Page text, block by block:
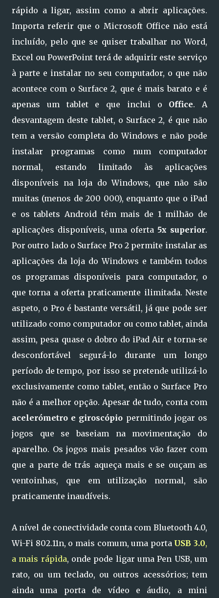
rápido a ligar, assim como a abrir aplicações.
Importa referir que o Microsoft Office não está
incluído, pelo que se quiser trabalhar no Word,
Excel ou PowerPoint terá de adquirir este serviço
à parte e instalar no seu computador, o que não
acontece com o Surface 2, que é mais barato e é
apenas um tablet e que inclui o Office. A
desvantagem deste tablet, o Surface 2, é que não
tem a versão completa do Windows e não pode
instalar programas como num computador
normal, estando limitado às aplicações
disponíveis na loja do Windows, que não são
muitas (menos de 200 000), enquanto que o iPad
e os tablets Android têm mais de 1 milhão de
aplicações disponíveis, uma oferta 5x superior.
Por outro lado o Surface Pro 2 permite instalar as
aplicações da loja do Windows e também todos
os programas disponíveis para computador, o
que torna a oferta praticamente ilimitada. Neste
aspeto, o Pro é bastante versátil, já que pode ser
utilizado como computador ou como tablet, ainda
assim, pesa quase o dobro do iPad Air e torna-se
desconfortável segurá-lo durante um longo
período de tempo, por isso se pretende utilizá-lo
exclusivamente como tablet, então o Surface Pro
não é a melhor opção. Apesar de tudo, conta com
acelerómetro e giroscópio permitindo jogar os
jogos que se baseiam na movimentação do
aparelho. Os jogos mais pesados vão fazer com
que a parte de trás aqueça mais e se ouçam as
ventoinhas, que em utilização normal, são
praticamente inaudíveis.
A nível de conectividade conta com Bluetooth 4.0,
Wi-Fi 802.11n, o mais comum, uma porta USB 3.0,
a mais rápida, onde pode ligar uma Pen USB, um
rato, ou um teclado, ou outros acessórios; tem
ainda uma porta de vídeo e áudio, a mini